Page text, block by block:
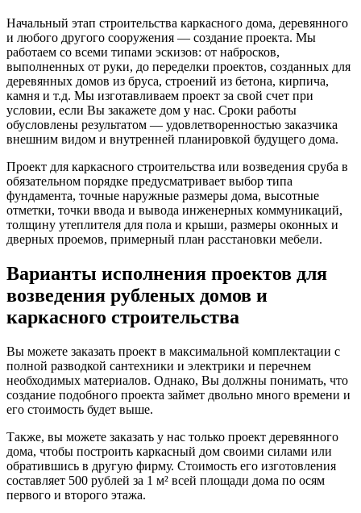
Начальный этап строительства каркасного дома, деревянного
и любого другого сооружения — создание проекта. Мы
работаем со всеми типами эскизов: от набросков,
выполненных от руки, до переделки проектов, созданных для
деревянных домов из бруса, строений из бетона, кирпича,
камня и т.д. Мы изготавливаем проект за свой счет при
условии, если Вы закажете дом у нас. Сроки работы
обусловлены результатом — удовлетворенностью заказчика
внешним видом и внутренней планировкой будущего дома.
Проект для каркасного строительства или возведения сруба в
обязательном порядке предусматривает выбор типа
фундамента, точные наружные размеры дома, высотные
отметки, точки ввода и вывода инженерных коммуникаций,
толщину утеплителя для пола и крыши, размеры оконных и
дверных проемов, примерный план расстановки мебели.
Варианты исполнения проектов для
возведения рубленых домов и
каркасного строительства
Вы можете заказать проект в максимальной комплектации с
полной разводкой сантехники и электрики и перечнем
необходимых материалов. Однако, Вы должны понимать, что
создание подобного проекта займет двольно много времени и
его стоимость будет выше.
Также, вы можете заказать у нас только проект деревянного
дома, чтобы построить каркасный дом своими силами или
обратившись в другую фирму. Стоимость его изготовления
составляет 500 рублей за 1 м² всей площади дома по осям
первого и второго этажа.